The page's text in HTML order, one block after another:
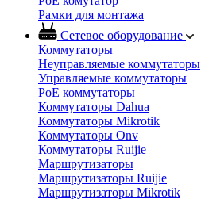
Рамки для монтажа
Сетевое оборудование
Коммутаторы
Неуправляемые коммутаторы
Управляемые коммутаторы
PoE коммутаторы
Коммутаторы Dahua
Коммутаторы Mikrotik
Коммутаторы Onv
Коммутаторы Ruijie
Маршрутизаторы
Маршрутизаторы Ruijie
Маршрутизаторы Mikrotik